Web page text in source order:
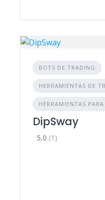
BOTS DE TRADING
HERRAMIENTAS DE
HERRAMIENTAS
DipSway
5,0 (1)